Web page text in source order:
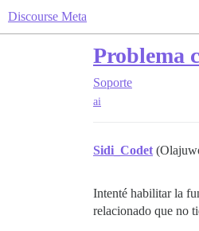
Discourse Meta
Problema
Soporte
ai
Sidi_Codet
Intenté habilitar la
relacionado que no